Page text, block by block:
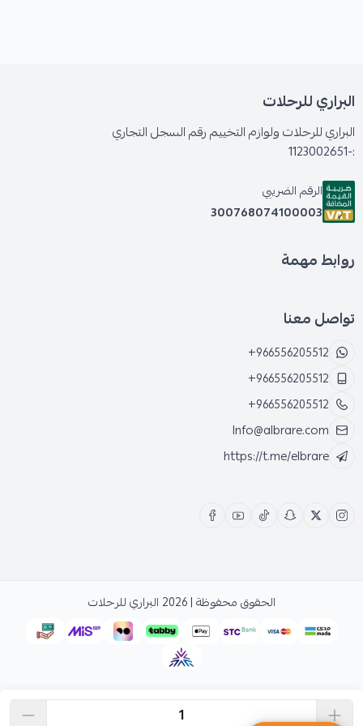
البراري للرحلات
البراري للرحلات ولوازم التخييم رقم السجل التجاري
:-1123002651
الرقم الضريبي
300768074100003
روابط مهمة
تواصل معنا
+966556205512
+966556205512
+966556205512
Info@albrare.com
https://t.me/elbrare
الحقوق محفوظة | 2026 البراري للرحلات